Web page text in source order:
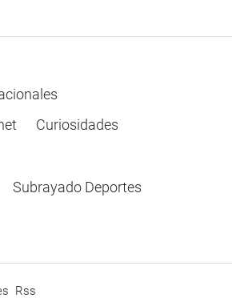
Curiosidades
Subrayado Deportes
Rss